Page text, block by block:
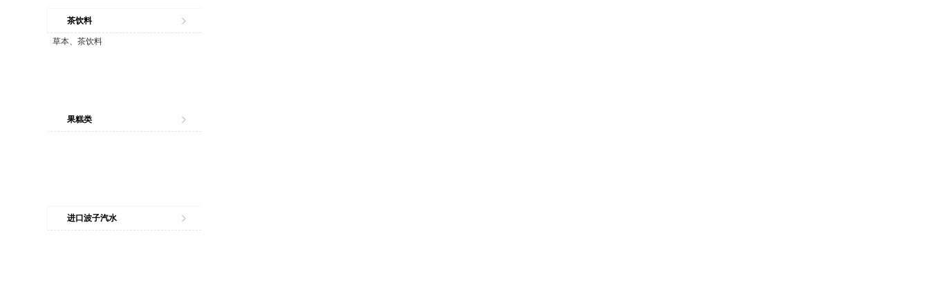
茶饮料
草本、茶饮料
果糕类
进口波子汽水